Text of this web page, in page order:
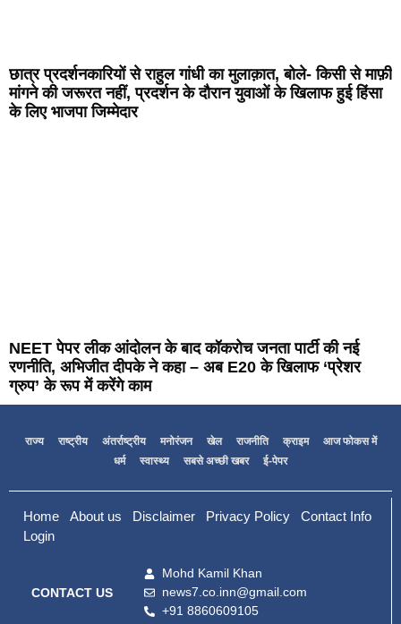
छात्र प्रदर्शनकारियों से राहुल गांधी का मुलाक़ात, बोले- किसी से माफ़ी
मांगने की जरूरत नहीं, प्रदर्शन के दौरान युवाओं के खिलाफ हुई हिंसा
के लिए भाजपा जिम्मेदार
NEET पेपर लीक आंदोलन के बाद कॉकरोच जनता पार्टी की नई
रणनीति, अभिजीत दीपके ने कहा – अब E20 के खिलाफ ‘प्रेशर
ग्रुप’ के रूप में करेंगे काम
राज्य राष्ट्रीय अंतर्राष्ट्रीय मनोरंजन खेल राजनीति क्राइम
आज फोकस में
धर्म
स्वास्थ्य सबसे अच्छी खबर ई-पेपर
Home About us Disclaimer Privacy Policy
Contact Info
Login
CONTACT US
Mohd Kamil Khan
news7.co.inn@gmail.com
+91 8860609105